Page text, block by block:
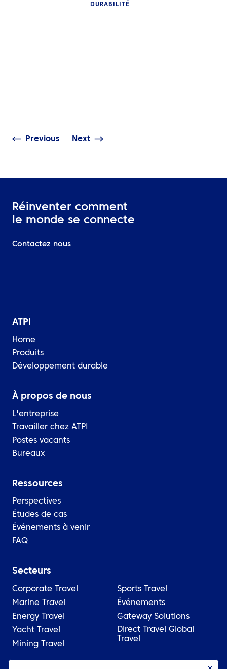
DURABILITÉ
Previous Next
Réinventer comment
le monde se connecte
Contactez nous
ATPI
Home
Produits
Développement durable
À propos de nous
L'entreprise
Travailler chez ATPI
Postes vacants
Bureaux
Ressources
Perspectives
Études de cas
Événements à venir
FAQ
Secteurs
Corporate Travel
Marine Travel
Energy Travel
Yacht Travel
Mining Travel
Sports Travel
Événements
Gateway Solutions
Direct Travel Global
Travel